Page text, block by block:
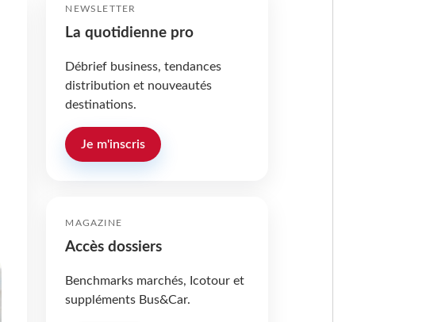
NEWSLETTER
La quotidienne pro
Débrief business, tendances
distribution et nouveautés
destinations.
Je m'inscris
MAGAZINE
Accès dossiers
Benchmarks marchés, Icotour et
suppléments Bus&Car.